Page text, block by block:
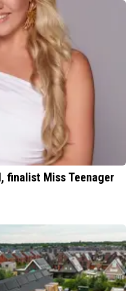
finalist Miss Teenager